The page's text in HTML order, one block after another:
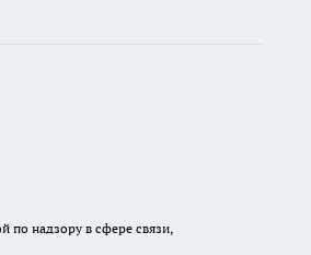
по надзору в сфере связи,